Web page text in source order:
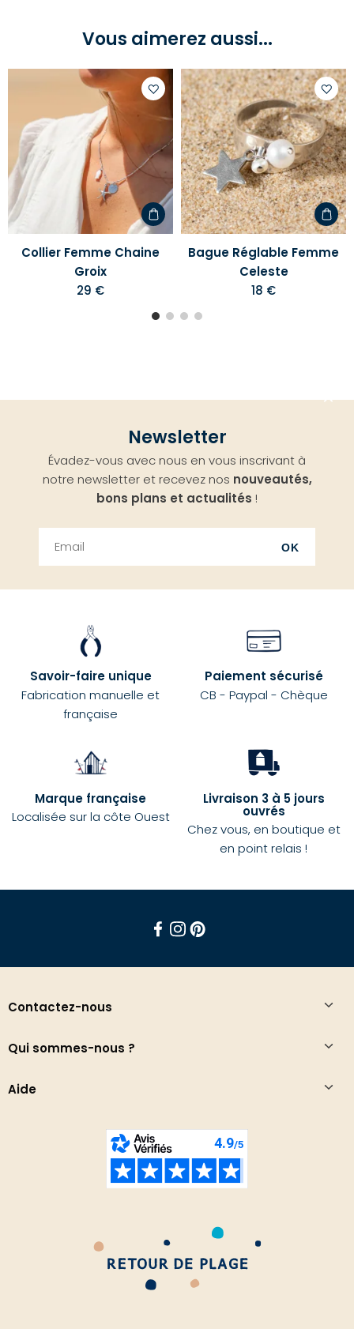
Vous aimerez aussi...
Ajouter
votre
liste
d'envies
Collier Femme Chaine
Groix
29 €
à
votre
liste
Bague Réglable Femme
Celeste
18 €
Newsletter
Évadez-vous avec nous en vous inscrivant à
notre newsletter et recevez nos nouveautés,
bons plans et actualités !
OK
Savoir-faire unique
Fabrication manuelle et
française
Paiement sécurisé
CB - Paypal - Chèque
Marque française
Localisée sur la côte Ouest
Livraison 3 à 5 jours
ouvrés
Chez vous, en boutique et
en point relais !
Contactez-nous
Qui sommes-nous ?
Aide